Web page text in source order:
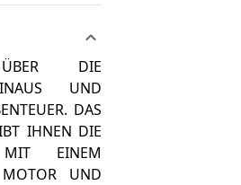
DIE
UND
DAS
IHNEN DIE
MIT EINEM
MOTOR UND